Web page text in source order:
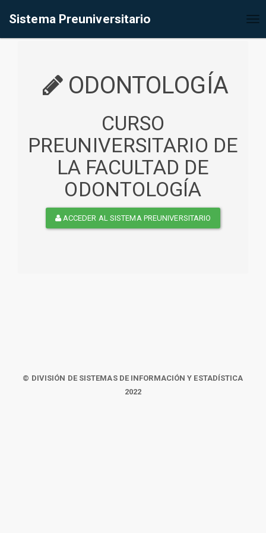
Sistema Preuniversitario
ODONTOLOGÍA
CURSO
PREUNIVERSITARIO DE
LA FACULTAD DE
ODONTOLOGÍA
ACCEDER AL SISTEMA PREUNIVERSITARIO
© DIVISIÓN DE SISTEMAS DE INFORMACIÓN Y ESTADÍSTICA
2022